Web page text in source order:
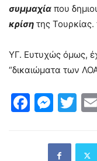
συμμαχία που
κρίση της
ΥΓ. Ευτυχώς όμως,
“δικαιώματα των